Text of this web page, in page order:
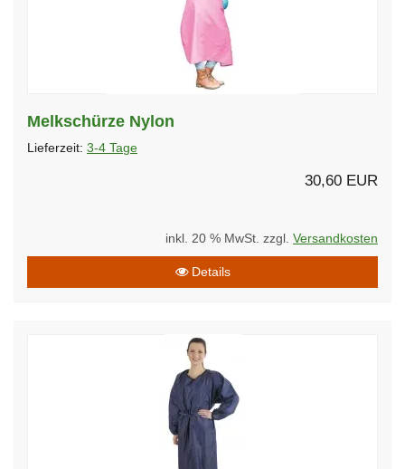
Melkschürze Nylon
Lieferzeit: 3-4 Tage
30,60 EUR
inkl. 20 % MwSt. zzgl. Versandkosten
Details